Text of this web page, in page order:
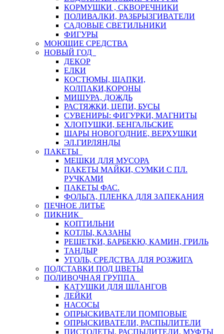
КОРМУШКИ , СКВОРЕЧНИКИ
ПОЛИВАЛКИ, РАЗБРЫЗГИВАТЕЛИ
САДОВЫЕ СВЕТИЛЬНИКИ
ФИГУРЫ
МОЮЩИЕ СРЕДСТВА
НОВЫЙ ГОД
ДЕКОР
ЕЛКИ
КОСТЮМЫ, ШАПКИ,
КОЛПАКИ,КОРОНЫ
МИШУРА, ДОЖДЬ
РАСТЯЖКИ, ЦЕПИ, БУСЫ
СУВЕНИРЫ: ФИГУРКИ, МАГНИТЫ
ХЛОПУШКИ, БЕНГАЛЬСКИЕ
ШАРЫ НОВОГОДНИЕ, ВЕРХУШКИ
ЭЛ.ГИРЛЯНДЫ
ПАКЕТЫ
МЕШКИ ДЛЯ МУСОРА
ПАКЕТЫ МАЙКИ, СУМКИ С ПЛ.
РУЧКАМИ
ПАКЕТЫ ФАС.
ФОЛЬГА, ПЛЕНКА ДЛЯ ЗАПЕКАНИЯ
ПЕЧНОЕ ЛИТЬЕ
ПИКНИК
КОПТИЛЬНИ
КОТЛЫ, КАЗАНЫ
РЕШЕТКИ, БАРБЕКЮ, КАМИН, ГРИЛЬ
ТАНДЫР
УГОЛЬ, СРЕДСТВА ДЛЯ РОЗЖИГА
ПОДСТАВКИ ПОД ЦВЕТЫ
ПОЛИВОЧНАЯ ГРУППА
КАТУШКИ ДЛЯ ШЛАНГОВ
ЛЕЙКИ
НАСОСЫ
ОПРЫСКИВАТЕЛИ ПОМПОВЫЕ
ОПРЫСКИВАТЕЛИ, РАСПЫЛИТЕЛИ
ПИСТОЛЕТЫ, РАСПЫЛИТЕЛИ, МУФТЫ